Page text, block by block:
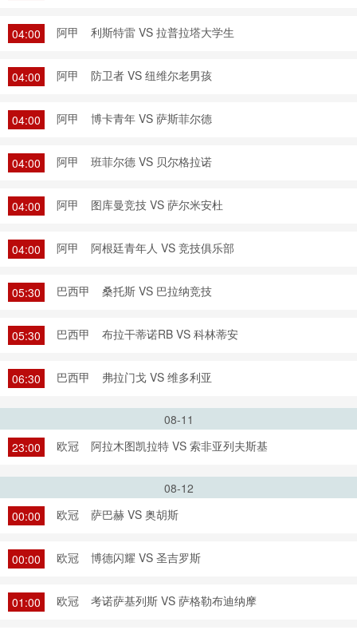
04:00 阿甲 利斯特雷 VS 拉普拉塔大学生
04:00 阿甲 防卫者 VS 纽维尔老男孩
04:00 阿甲 博卡青年 VS 萨斯菲尔德
04:00 阿甲 班菲尔德 VS 贝尔格拉诺
04:00 阿甲 图库曼竞技 VS 萨尔米安杜
04:00 阿甲 阿根廷青年人 VS 竞技俱乐部
05:30 巴西甲 桑托斯 VS 巴拉纳竞技
05:30 巴西甲 布拉干蒂诺RB VS 科林蒂安
06:30 巴西甲 弗拉门戈 VS 维多利亚
08-11
23:00
欧冠 阿拉木图凯拉特 VS 索非亚列夫斯基
08-12
00:00
欧冠 萨巴赫 VS 奥胡斯
00:00 欧冠 博德闪耀 VS 圣吉罗斯
01:00 欧冠 考诺萨基列斯 VS 萨格勒布迪纳摩